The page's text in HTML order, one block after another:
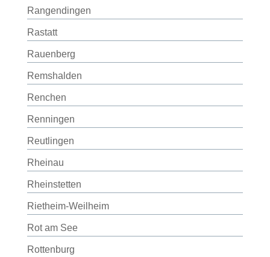
Rangendingen
Rastatt
Rauenberg
Remshalden
Renchen
Renningen
Reutlingen
Rheinau
Rheinstetten
Rietheim-Weilheim
Rot am See
Rottenburg